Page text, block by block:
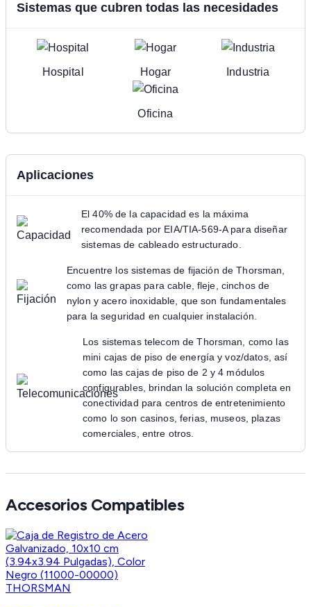
Sistemas que cubren todas las necesidades
Hospital Hogar Industria
Oficina
Aplicaciones
El 40% de la capacidad es la máxima
recomendada por EIA/TIA-569-A para diseñar
sistemas de cableado estructurado.
Encuentre los sistemas de fijación de Thorsman,
como las grapas para cable, fleje, cinchos de
nylon y acero inoxidable, que son fundamentales
para la seguridad en cualquier instalación.
Los sistemas telecom de Thorsman, como las
mini cajas de piso de energía y voz/datos, así
como las cajas de piso de 2 y 4 módulos
configurables, brindan la solución completa en
conectividad para centros de entretenimiento
como lo son casinos, ferias, museos, plazas
comerciales, entre otros.
Accesorios Compatibles
THORSMAN